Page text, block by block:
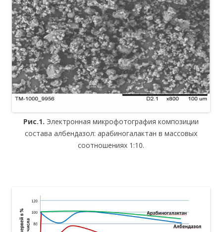
Рис.1. Электронная микрофотография композиции
состава албендазол: арабиногалактан в массовых
соотношениях 1:10.